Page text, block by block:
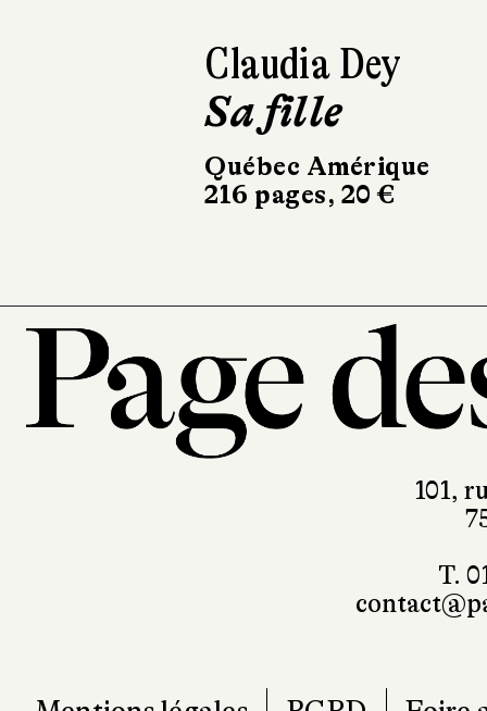
Claudia Dey
Sa fille
Québec Amérique
216 pages, 20 €
Marion Fayolle
Petit Fruit
Gallimard
120 pages, 16 €
101,